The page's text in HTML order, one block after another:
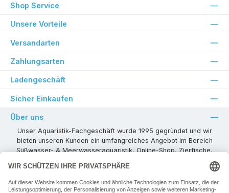
Shop Service
Unsere Vorteile
Versandarten
Zahlungsarten
Ladengeschäft
Sicher Einkaufen
Über uns
Unser Aquaristik-Fachgeschäft wurde 1995 gegründet und wir
bieten unseren Kunden ein umfangreiches Angebot im Bereich
Süßwasser- & Meerwasseraquaristik, Online-Shop, Zierfische,
Pflanzen, Aquarienkombinationen, Technikzubehör usw. ! Als
kompetenter Aquaristik-Fachhandelspartner stehen wir Ihnen für
alle Ihre Projekte und Einrichtungs- oder Besatzwünsche zur
Verfügung!